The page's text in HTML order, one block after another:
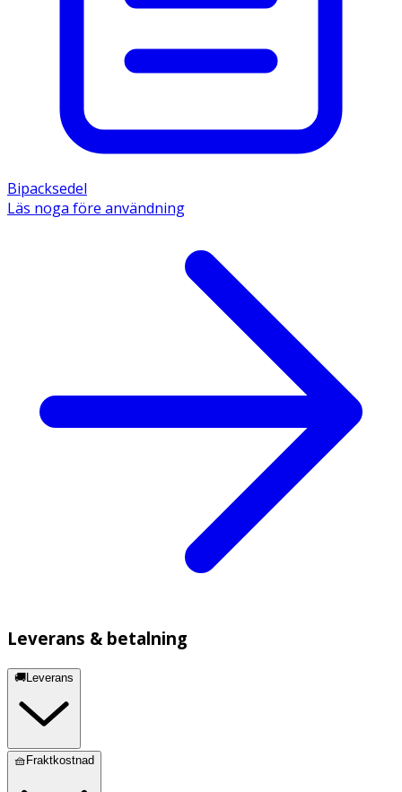
Bipacksedel
Läs noga före användning
Leverans & betalning
🚚Leverans
🧺Fraktkostnad